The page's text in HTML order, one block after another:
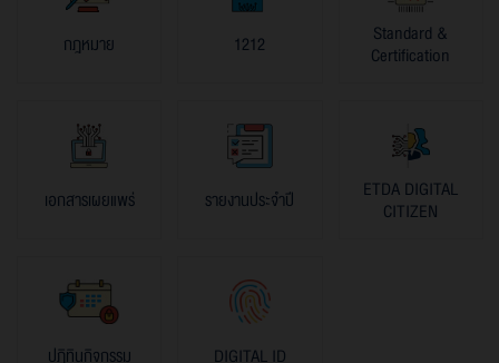
กฎหมาย 1212
Standard &
Certification
เอกสารเผยแพร่ รายงานประจำปี
ETDA DIGITAL
CITIZEN
ปฏิทินกิจกรรม DIGITAL ID